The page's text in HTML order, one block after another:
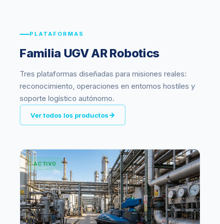
PLATAFORMAS
Familia UGV AR Robotics
Tres plataformas diseñadas para misiones reales:
reconocimiento, operaciones en entornos hostiles y
soporte logístico autónomo.
Ver todos los productos
ACTIVO